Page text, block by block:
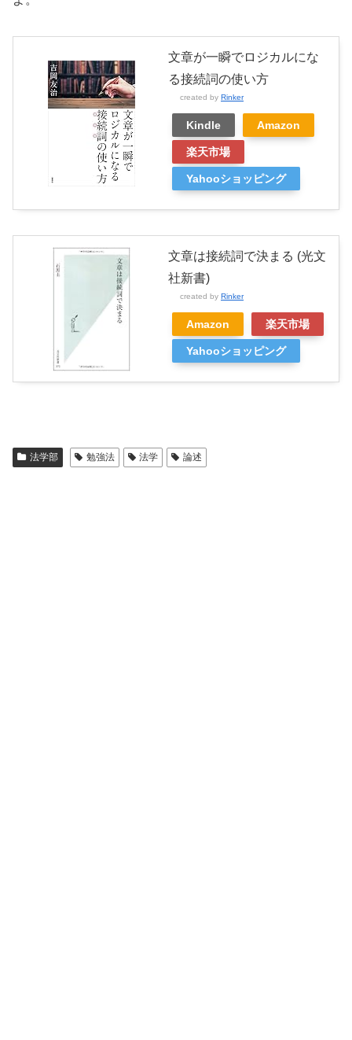
文章が一瞬でロジカルにな
る接続詞の使い方
created by Rinker
Kindle Amazon
楽天市場
Yahooショッピング
文章は接続詞で決まる (光文
社新書)
created by Rinker
Amazon 楽天市場
Yahooショッピング
法学部 勉強法 法学 論述